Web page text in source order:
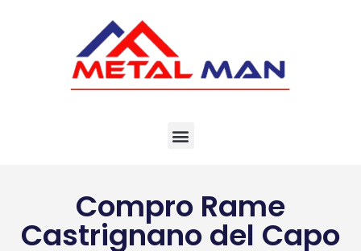
Compro Rame
Castrignano del Capo